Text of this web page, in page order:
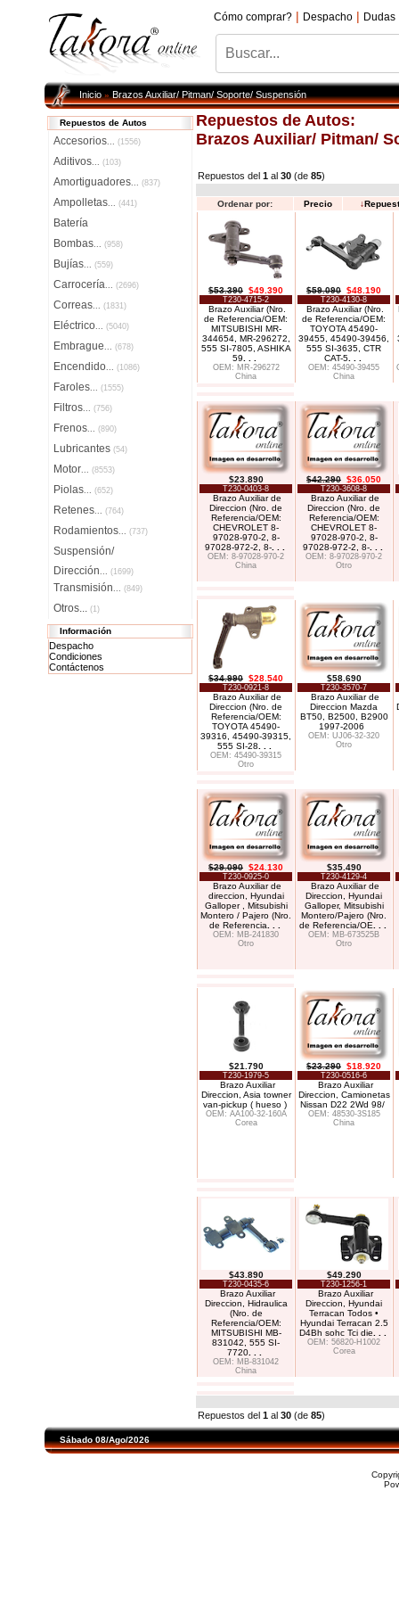
Cómo comprar? | Despacho | Dudas
Inicio»Brazos Auxiliar/ Pitman/ Soporte/ Suspensión
Repuestos de Autos
Accesorios... (1556)
Aditivos... (103)
Amortiguadores... (837)
Ampolletas... (441)
Batería
Bombas... (958)
Bujías... (559)
Carrocería... (2696)
Correas... (1831)
Eléctrico... (5040)
Embrague... (678)
Encendido... (1086)
Faroles... (1555)
Filtros... (756)
Frenos... (890)
Lubricantes (54)
Motor... (8553)
Piolas... (652)
Retenes... (764)
Rodamientos... (737)
Suspensión/
Dirección... (1699)
Transmisión... (849)
Otros... (1)
Información
Despacho
Condiciones
Contáctenos
Repuestos de Autos:
Brazos Auxiliar/ Pitman/
Repuestos del 1 al 30 (de 85)
Ordenar por: Precio ↓
$53.390 $49.390
T230-4715-2
Brazo Auxiliar (Nro.
de Referencia/OEM:
MITSUBISHI MR-
344654, MR-296272,
555 SI-7805, ASHIKA
59
OEM: MR-296272
China
$59.090 $48.190
T230-4130-8
Brazo Auxiliar (Nro.
de Referencia/OEM:
TOYOTA 45490-
39455, 45490-39456,
555 SI-3635, CTR
CAT-5. . .
OEM: 45490-39455
China
$23.890
T230-0403-8
Brazo Auxiliar de
Direccion (Nro. de
Referencia/OEM:
CHEVROLET 8-
97028-970-2, 8-
97028-972-2, 8-. . .
OEM: 8-97028-970-2
China
$42.290 $36.050
T230-3608-8
Brazo Auxiliar de
Direccion (Nro. de
Referencia/OEM:
CHEVROLET 8-
97028-970-2, 8-
97028-972-2, 8-. . .
OEM: 8-97028-970-2
Otro
$34.990 $28.540
T230-0921-8
Brazo Auxiliar de
Direccion (Nro. de
Referencia/OEM:
TOYOTA 45490-
39316, 45490-39315,
555 SI-28
OEM: 45490-39315
Otro
$58.690
T230-3570-7
Brazo Auxiliar de
Direccion Mazda
BT50, B2500, B2900
1997-2006
OEM: UJ06-32-320
Otro
$29.090 $24.130
T230-0925-0
Brazo Auxiliar de
direccion, Hyundai
Galloper , Mitsubishi
Montero / Pajero (Nro.
de Referencia
OEM: MB-241830
Otro
$35.490
T230-4129-4
Brazo Auxiliar de
Direccion, Hyundai
Galloper, Mitsubishi
Montero/Pajero (Nro.
de Referencia/OE
OEM: MB-673525B
Otro
$21.790
T230-1979-5
Brazo Auxiliar
Direccion, Asia towner
van-pickup ( hueso )
OEM: AA100-32-160A
Corea
$23.290 $18.920
T230-0516-6
Brazo Auxiliar
Direccion, Camionetas
Nissan D22 2Wd 98/
OEM: 48530-3S185
China
$43.890
T230-0435-6
Brazo Auxiliar
Direccion, Hidraulica
(Nro. de
Referencia/OEM:
MITSUBISHI MB-
831042, 555 SI-
7720
OEM: MB-831042
China
$49.290
T230-1256-1
Brazo Auxiliar
Direccion, Hyundai
Terracan Todos •
Hyundai Terracan 2.5
D4Bh sohc Tci die
OEM: 56820-H1002
Corea
Repuestos del 1 al 30 (de 85)
Sábado 08/Ago/2026